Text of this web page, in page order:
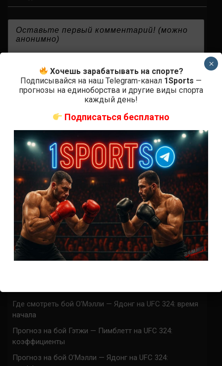
СВЕЖИЕ ЗАПИСИ
ACA 200 прямая трансляция
Марафон боев UFC 325 прямая трансляция
UFC 324 прямая трансляция
Марафон боев UFC 324 прямая трансляция
Где смотреть бой О’Мэлли — Ядонг на UFC 324: время
начала
Прогноз на бой Гэтжи — Пимблетт на UFC 324:
коэффициенты
Прогноз на бой О’Мэлли — Ядонг на UFC 324:
Хочешь зарабатывать на спорте?
Подписывайся на наш Telegram-канал 1Sports —
прогнозы на единоборства и другие виды спорта
каждый день!
Подписаться бесплатно
×